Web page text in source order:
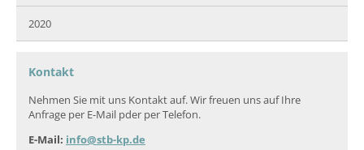
2020
Kontakt
Nehmen Sie mit uns Kontakt auf. Wir freuen uns auf Ihre
Anfrage per E-Mail pder per Telefon.
E-Mail: info@stb-kp.de